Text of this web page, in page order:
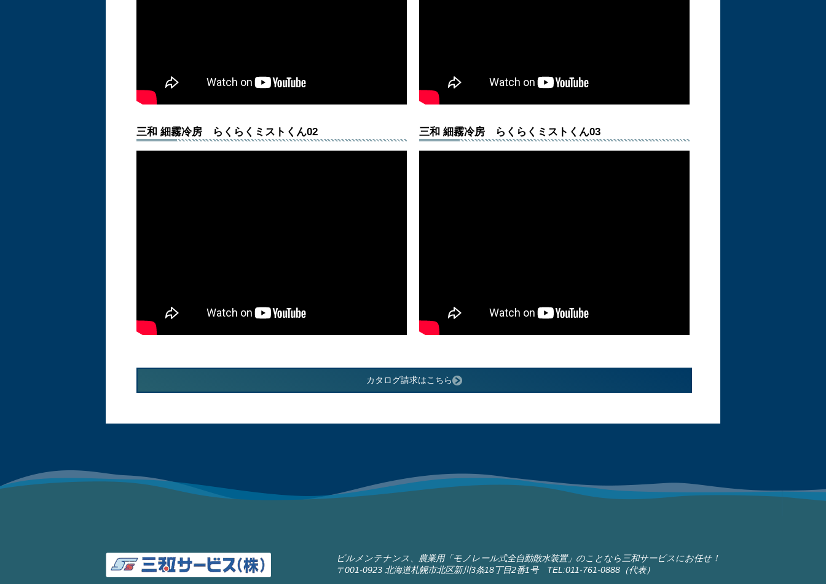
三和 細霧冷房 らくらくミストくん02 三和 細霧冷房 らくらくミストくん03
カタログ請求はこちら
ビルメンテナンス、農業用「モノレール式全自動散水装置」のことなら三和サービスにお任せ！
〒001-0923 北海道札幌市北区新川3条18丁目2番1号 TEL:011-761-0888（代表）